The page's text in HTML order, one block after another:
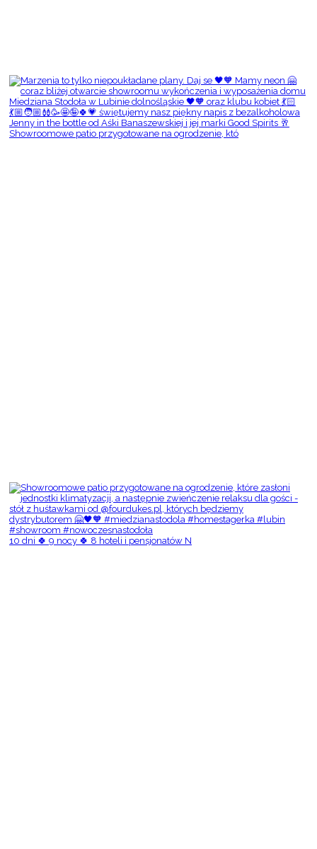
Showroomowe patio przygotowane na ogrodzenie, któ
10 dni 🍀 9 nocy 🍀 8 hoteli i pensjonatów N